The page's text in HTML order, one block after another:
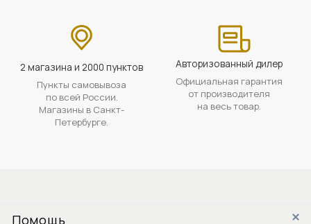
2 магазина и 2000 пунктов
Пункты самовывоза
по всей России.
Магазины в Санкт-
Петербурге.
Авторизованный дилер
Официальная гарантия
от производителя
на весь товар.
Помощь